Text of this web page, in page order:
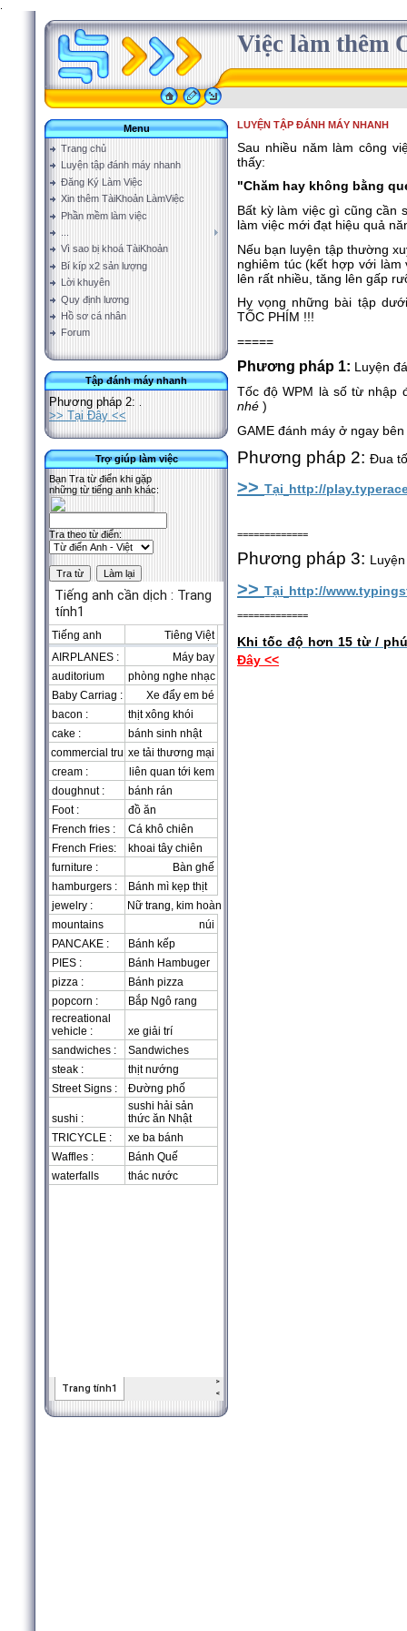
Việc làm thêm
Menu
Trang chủ
Luyện tập đánh máy nhanh
Đăng Ký Làm Việc
Xin thêm TàiKhoản LàmViệc
Phần mềm làm việc
Vì sao bị khoá TàiKhoản
Bí kíp x2 sản lượng
Lời khuyên
Quy định lương
Hồ sơ cá nhân
Forum
Tập đánh máy nhanh
Phương pháp 2:
>> Tại Đây <<
Trợ giúp làm việc
Bạn Tra từ điển khi gặp
những từ tiếng anh khác:
Tra theo từ điển:
LUYỆN TẬP ĐÁNH MÁY NHANH
Sau nhiều năm làm công
thấy:
"Chăm hay không bằng
Bất kỳ làm việc gì cũng cần
làm việc mới đạt hiệu quả
Nếu bạn luyện tập thường
nghiêm túc (kết hợp với
lên rất nhiều, tăng lên gấp
Hy vọng những bài tập
TỐC PHÍM !!!
=====
Phương pháp 1: Luyện
Tốc độ WPM là số từ nhập
nhé )
GAME đánh máy ở ngay
Phương pháp 2: Đua
>> Tại http://
=============
Phương pháp 3:
>> Tại http://
=============
Khi tốc độ hơn 15 từ /
Đây <<